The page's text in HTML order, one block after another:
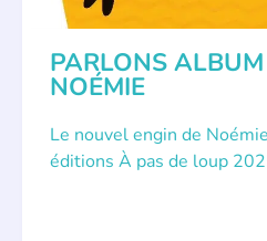
PARLONS ALBUM
NOÉMIE
Le nouvel engin de
éditions À pas de loup